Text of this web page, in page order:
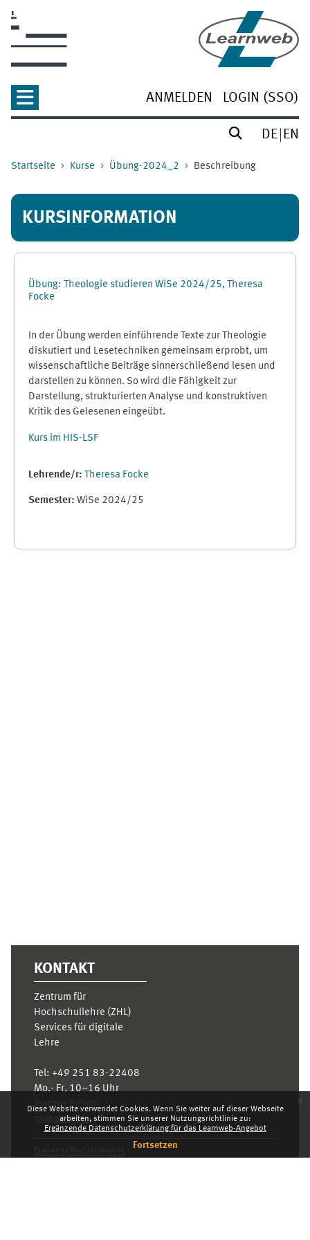
Diese Website verwendet Cookies. Wenn Sie weiter auf dieser Webseite
arbeiten, stimmen Sie unserer Nutzungsrichtlinie zu:
Ergänzende Datenschutzerklärung für das Learnweb-Angebot
Fortsetzen
x
ANMELDEN LOGIN (SSO)
DE EN
Startseite Kurse Übung-2024_2 Beschreibung
KURSINFORMATION
Übung: Theologie studieren WiSe 2024/25, Theresa
Focke
In der Übung werden einführende Texte zur Theologie
diskutiert und Lesetechniken gemeinsam erprobt, um
wissenschaftliche Beiträge sinnerschließend lesen und
darstellen zu können. So wird die Fähigkeit zur
Darstellung, strukturierten Analyse und konstruktiven
Kritik des Gelesenen eingeübt.
Kurs im HIS-LSF
Lehrende/r: Theresa Focke
Semester: WiSe 2024/25
KONTAKT
Zentrum für
Hochschullehre (ZHL)
Services für digitale
Lehre
Tel: +49 251 83-22408
Mo.- Fr. 10–16 Uhr
learnweb@uni-
muenster.de